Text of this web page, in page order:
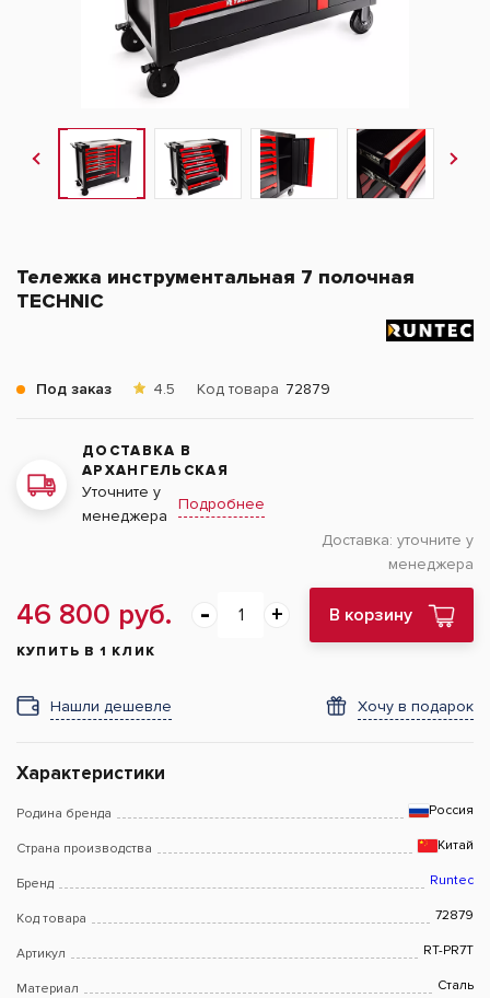
Тележка инструментальная 7 полочная
TECHNIC
Под заказ 4.5 Код товара 72879
ДОСТАВКА В
АРХАНГЕЛЬСКАЯ
Уточните у
менеджера
Подробнее
Доставка: уточните у
менеджера
46 800 руб. В корзину
КУПИТЬ В 1 КЛИК
Нашли дешевле Хочу в подарок
Характеристики
Родина бренда Россия
Страна производства Китай
Бренд Runtec
Код товара 72879
Артикул RT-PR7T
Материал Сталь